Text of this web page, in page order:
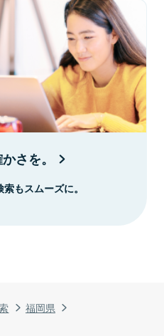
福岡県
さを。
もスムーズに。